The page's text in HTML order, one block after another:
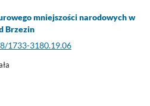
mniejszości narodowych w
Brzezin
1733-3180.19.06